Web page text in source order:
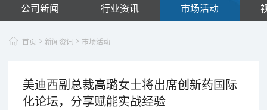
公司新闻 行业资讯 市场活动
首页 新闻资讯 市场活动
美迪西副总裁高璐女士将出席创新药国际
化论坛，分享赋能实战经验